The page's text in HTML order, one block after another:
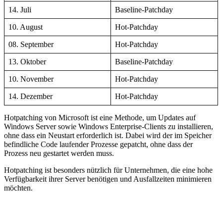
14. Juli Baseline-Patchday
10. August Hot-Patchday
08. September Hot-Patchday
13. Oktober Baseline-Patchday
10. November Hot-Patchday
14. Dezember Hot-Patchday
Hotpatching von Microsoft ist eine Methode, um Updates auf
Windows Server sowie Windows Enterprise-Clients zu installieren,
ohne dass ein Neustart erforderlich ist. Dabei wird der im Speicher
befindliche Code laufender Prozesse gepatcht, ohne dass der
Prozess neu gestartet werden muss.
Hotpatching ist besonders nützlich für Unternehmen, die eine hohe
Verfügbarkeit ihrer Server benötigen und Ausfallzeiten minimieren
möchten.